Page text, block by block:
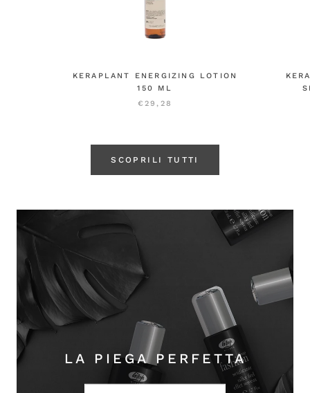
KERAPLANT ENERGIZING LOTION
150 ML
€29,28
SCOPRILI TUTTI
LA PIEGA PERFETTA